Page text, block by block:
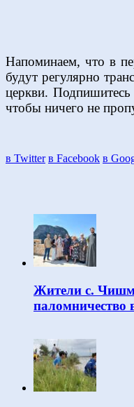
Напоминаем, что в
будут регулярно
церкви.
чтобы ничего не
в Twitter в Facebook в
Жители с.